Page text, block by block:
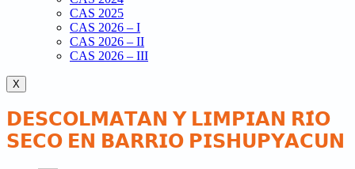
CAS 2025
CAS 2026 – I
CAS 2026 – II
CAS 2026 – III
X
𝗗𝗘𝗦𝗖𝗢𝗟𝗠𝗔𝗧𝗔𝗡 𝗬 𝗟𝗜𝗠𝗣𝗜𝗔𝗡 𝗥𝗜́𝗢
𝗦𝗘𝗖𝗢 𝗘𝗡 𝗕𝗔𝗥𝗥𝗜𝗢 𝗣𝗜𝗦𝗛𝗨𝗣𝗬𝗔𝗖𝗨𝗡